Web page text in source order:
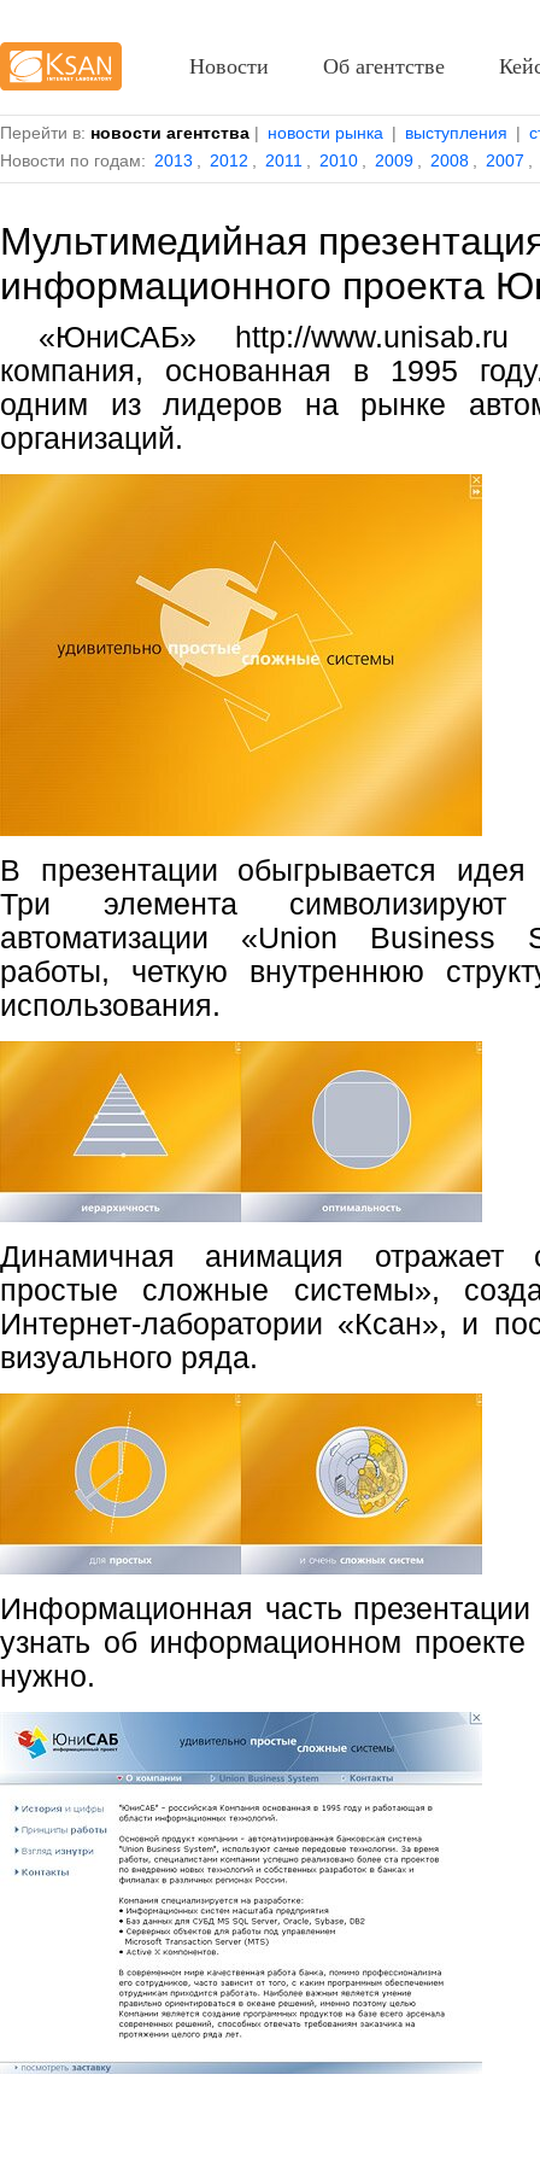
Перейти в: новости агентства | новости рынка | выступления |
Новости по годам: 2013 2012 2011 2010 2009 2008 2007
Мультимедийная
информационного проекта
«ЮниСАБ» http://
компания, основанная в 1995
одним из лидеров на рынке
организаций.
В презентации обыгрывается
Три элемента символизируют
автоматизации «Union Business
работы, четкую внутреннюю
использования.
Динамичная анимация отражает
простые сложные системы»,
Интернет-лаборатории «Ксан», и
визуального ряда.
Информационная часть
узнать об информационном
нужно.
Новости Об агентстве